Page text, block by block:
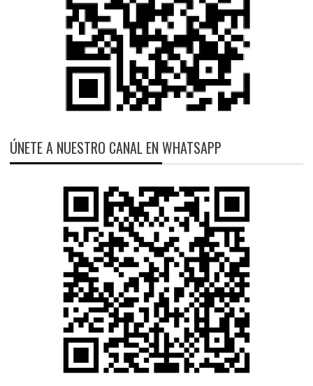
ÚNETE A NUESTRO CANAL EN WHATSAPP